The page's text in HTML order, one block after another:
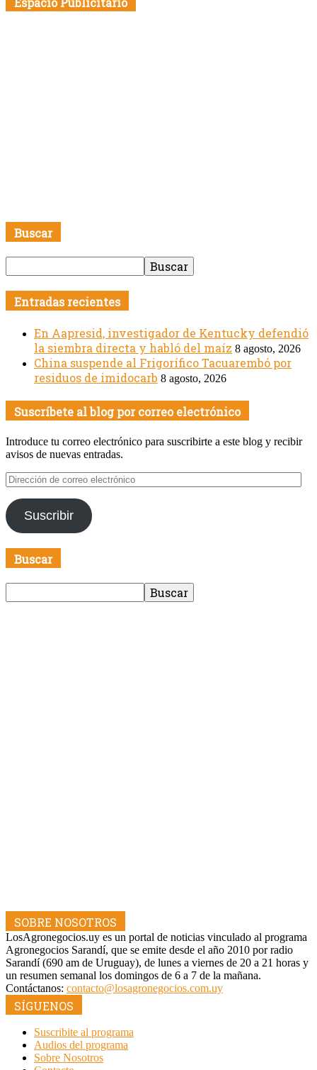
Buscar
Entradas recientes
En Aapresid, investigador de Kentucky defendió
la siembra directa y habló del maíz 8 agosto, 2026
China suspende al Frigorífico Tacuarembó por
residuos de imidocarb 8 agosto, 2026
Suscríbete al blog por correo electrónico
Introduce tu correo electrónico para suscribirte a este blog y recibir
avisos de nuevas entradas.
Dirección
de
correo
electrónico
Suscribir
Buscar
SOBRE NOSOTROS
LosAgronegocios.uy es un portal de noticias vinculado al programa
Agronegocios Sarandí, que se emite desde el año 2010 por radio
Sarandí (690 am de Uruguay), de lunes a viernes de 20 a 21 horas y
un resumen semanal los domingos de 6 a 7 de la mañana.
Contáctanos: contacto@losagronegocios.com.uy
SÍGUENOS
Suscribite al programa
Audios del programa
Sobre Nosotros